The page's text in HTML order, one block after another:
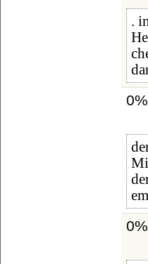
.
0%
0%